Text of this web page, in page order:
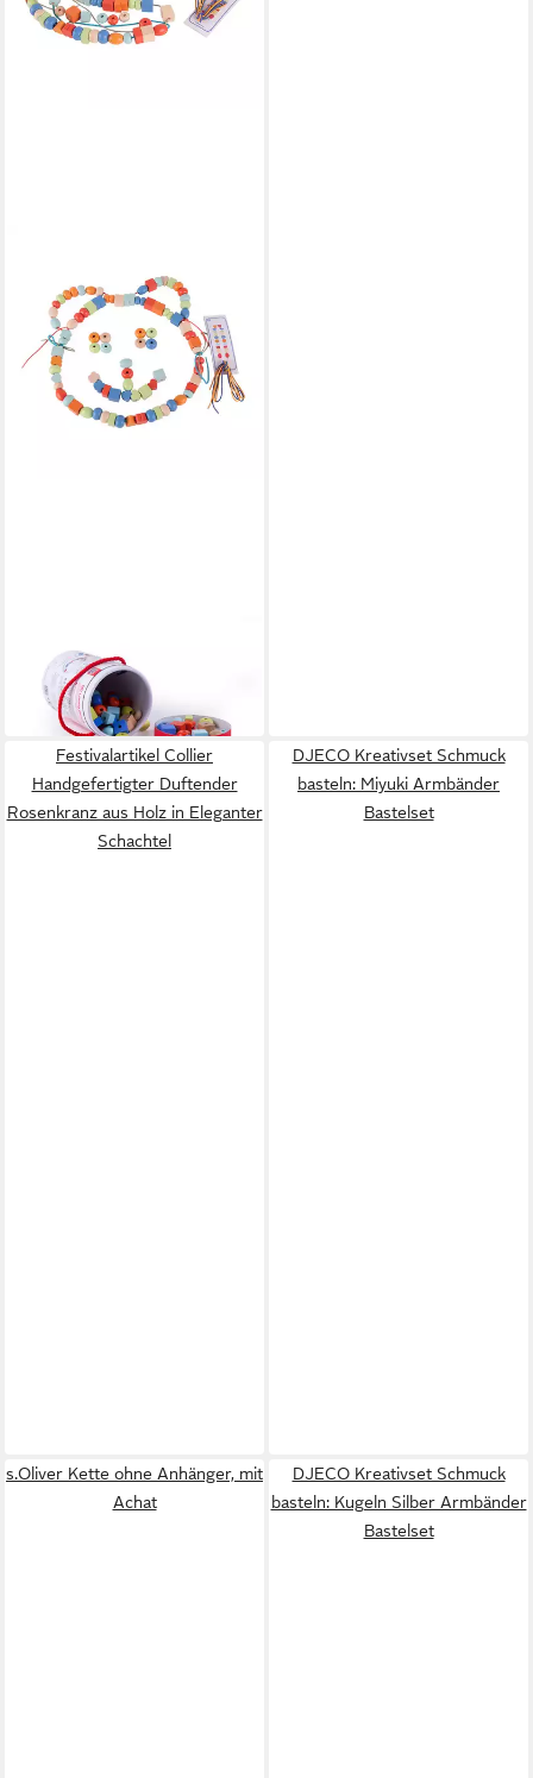
Fädelkette Holzperlen -
30x20x2,5cm - ab 3 Jahre
16,99 €
in 2-3 Werktagen bei dir
Festivalartikel Collier
Handgefertigter Duftender
Rosenkranz aus Holz in Eleganter
Schachtel
DJECO Kreativset Schmuck
basteln: Miyuki Armbänder
Bastelset
s.Oliver Kette ohne Anhänger, mit
Achat
DJECO Kreativset Schmuck
basteln: Kugeln Silber Armbänder
Bastelset